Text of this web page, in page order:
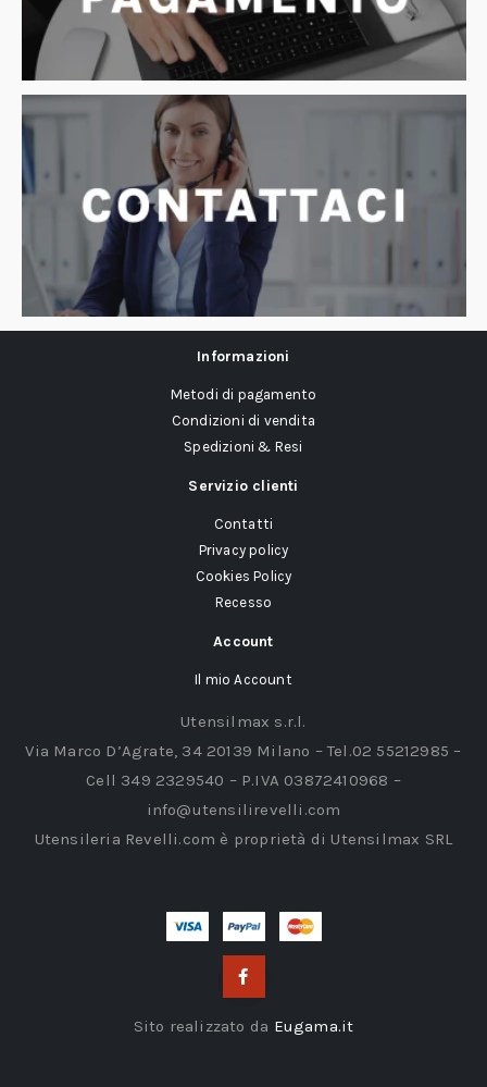
Informazioni
Metodi di pagamento
Condizioni di vendita
Spedizioni & Resi
Servizio clienti
Contatti
Privacy policy
Cookies Policy
Recesso
Account
Il mio Account
Utensilmax s.r.l.
Via Marco D’Agrate, 34 20139 Milano – Tel.02 55212985 –
Cell 349 2329540 – P.IVA 03872410968 –
info@utensilirevelli.com
Utensileria Revelli.com è proprietà di Utensilmax SRL
Sito realizzato da Eugama.it